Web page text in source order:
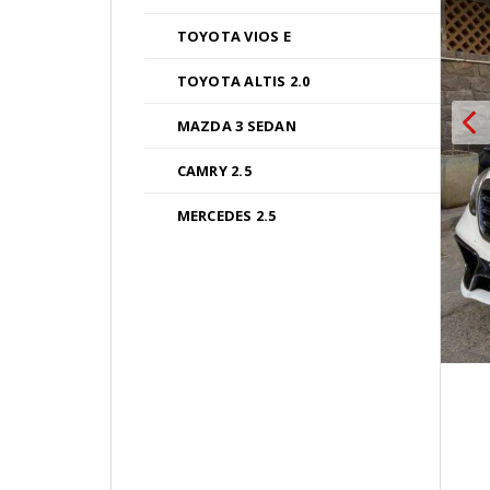
trên
trang
sản
phẩm
TOYOTA VIOS E
TOYOTA ALTIS 2.0
MAZDA 3 SEDAN
CAMRY 2.5
MERCEDES 2.5